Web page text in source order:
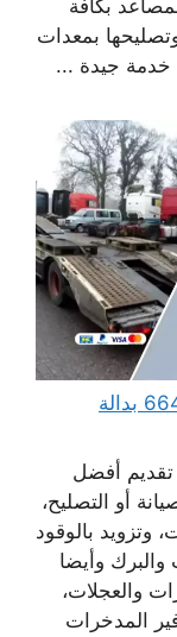
بكافة
بمعدات
خدمة جيدة ...
ونش كرين سطحة ام الهيمان 66400336 بدالة
أفضل
أو التصليح،
وتزويد بالوقود
وأيضا
والعجلات،
المدخرات